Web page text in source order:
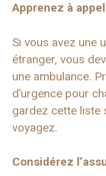
Apprenez à
Si vous avez une
étranger, vous
une ambulance.
d’urgence pour
gardez cette liste
voyagez.
Considérez